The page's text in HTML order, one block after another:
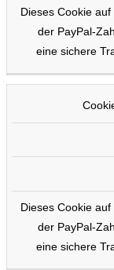
Dieses Cookie
der PayPal-
eine sichere
Dieses Cookie
der PayPal-
eine sichere